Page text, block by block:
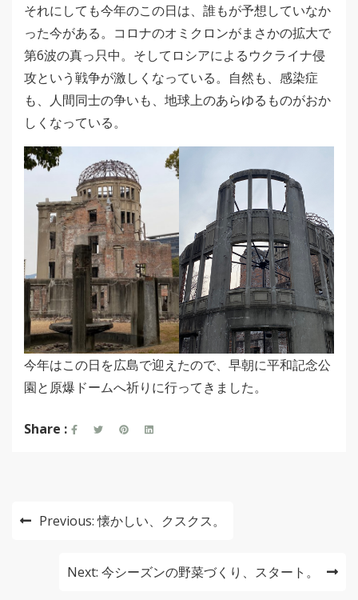
それにしても今年のこの日は、誰もが予想していなか
った今がある。コロナのオミクロンがまさかの拡大で
第6波の真っ只中。そしてロシアによるウクライナ侵
攻という戦争が激しくなっている。自然も、感染症
も、人間同士の争いも、地球上のあらゆるものがおか
しくなっている。
今年はこの日を広島で迎えたので、早朝に平和記念公
園と原爆ドームへ祈りに行ってきました。
Share :
投 Previous: 懐かしい、クスクス。
Next: 今シーズンの野菜づくり、スタート。